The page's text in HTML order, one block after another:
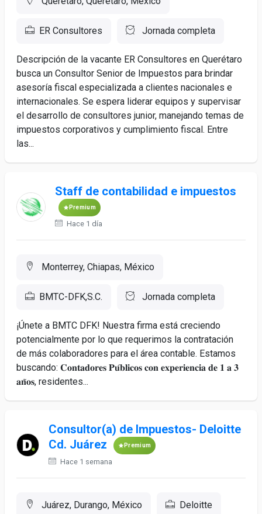
ER Consultores Jornada completa
Descripción de la vacante ER Consultores en Querétaro
busca un Consultor Senior de Impuestos para brindar
asesoría fiscal especializada a clientes nacionales e
internacionales. Se espera liderar equipos y supervisar
el desarrollo de consultores junior, manejando temas de
impuestos corporativos y cumplimiento fiscal. Entre
las...
Staff de contabilidad e impuestos
Premium
Hace 1 día
Monterrey, Chiapas, México
BMTC-DFK,S.C. Jornada completa
¡Únete a BMTC DFK! Nuestra firma está creciendo
potencialmente por lo que requerimos la contratación
de más colaboradores para el área contable. Estamos
buscando: 𝐂𝐨𝐧𝐭𝐚𝐝𝐨𝐫𝐞𝐬 𝐏𝐮́𝐛𝐥𝐢𝐜𝐨𝐬 𝐜𝐨𝐧 𝐞𝐱𝐩𝐞𝐫𝐢𝐞𝐧𝐜𝐢𝐚 𝐝𝐞 𝟏 𝐚 𝟑
𝐚𝐧̃𝐨𝐬, residentes...
Consultor(a) de Impuestos- Deloitte
Cd. Juárez
Premium
Hace 1 semana
Juárez, Durango, México Deloitte